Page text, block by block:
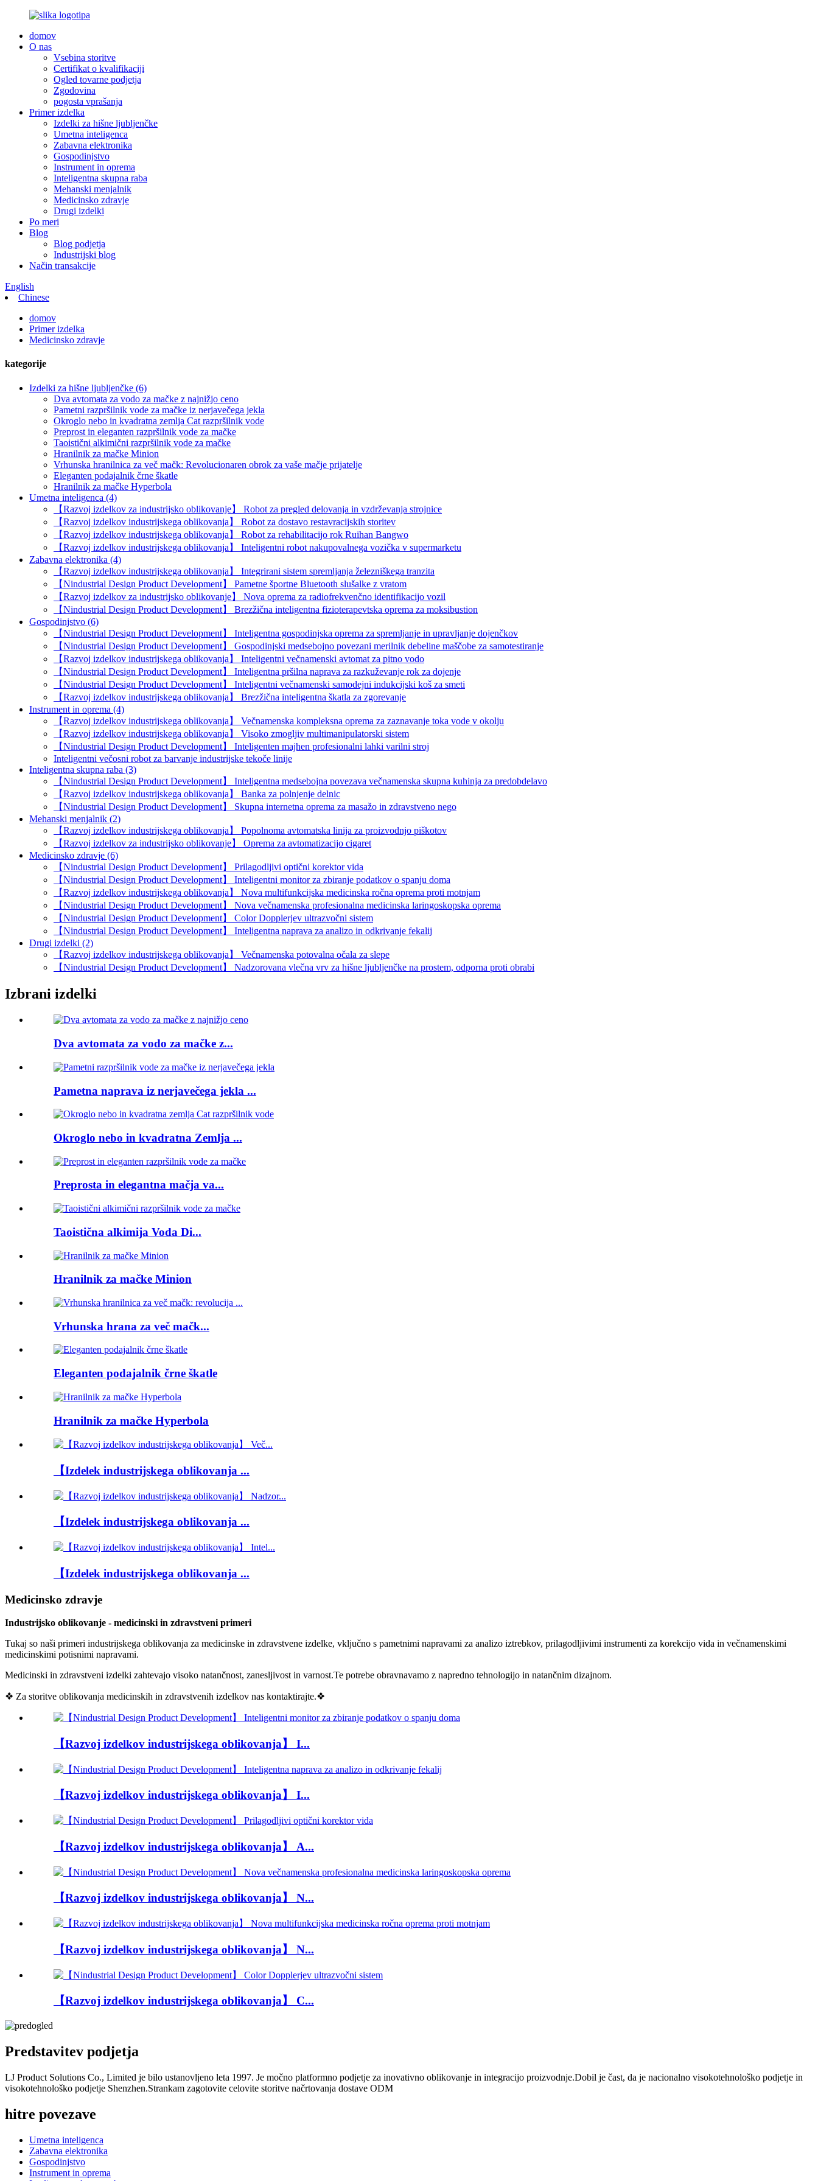
domov
O nas
Vsebina storitve
Certifikat o kvalifikaciji
Ogled tovarne podjetja
Zgodovina
pogosta vprašanja
Primer izdelka
Izdelki za hišne ljubljenčke
Umetna inteligenca
Zabavna elektronika
Gospodinjstvo
Instrument in oprema
Inteligentna skupna raba
Mehanski menjalnik
Medicinsko zdravje
Drugi izdelki
Po meri
Blog
Blog podjetja
Industrijski blog
Način transakcije
English
Chinese
domov
Primer izdelka
Medicinsko zdravje
kategorije
Izdelki za hišne ljubljenčke (6)
Dva avtomata za vodo za mačke z najnižjo ceno
Pametni razpršilnik vode za mačke iz nerjavečega jekla
Okroglo nebo in kvadratna zemlja Cat razpršilnik vode
Preprost in eleganten razpršilnik vode za mačke
Taoistični alkimični razpršilnik vode za mačke
Hranilnik za mačke Minion
Vrhunska hranilnica za več mačk: Revolucionaren obrok za vaše mačje prijatelje
Eleganten podajalnik črne škatle
Hranilnik za mačke Hyperbola
Umetna inteligenca (4)
【Razvoj izdelkov za industrijsko oblikovanje】 Robot za pregled delovanja in vzdrževanja strojnice
【Razvoj izdelkov industrijskega oblikovanja】 Robot za dostavo restavracijskih storitev
【Razvoj izdelkov industrijskega oblikovanja】 Robot za rehabilitacijo rok Ruihan Bangwo
【Razvoj izdelkov industrijskega oblikovanja】 Inteligentni robot nakupovalnega vozička v supermarketu
Zabavna elektronika (4)
【Razvoj izdelkov industrijskega oblikovanja】 Integrirani sistem spremljanja železniškega tranzita
【Nindustrial Design Product Development】 Pametne športne Bluetooth slušalke z vratom
【Razvoj izdelkov za industrijsko oblikovanje】 Nova oprema za radiofrekvenčno identifikacijo vozil
【Nindustrial Design Product Development】 Brezžična inteligentna fizioterapevtska oprema za moksibustion
Gospodinjstvo (6)
【Nindustrial Design Product Development】 Inteligentna gospodinjska oprema za spremljanje in upravljanje dojenčkov
【Nindustrial Design Product Development】 Gospodinjski medsebojno povezani merilnik debeline maščobe za samotestiranje
【Razvoj izdelkov industrijskega oblikovanja】 Inteligentni večnamenski avtomat za pitno vodo
【Nindustrial Design Product Development】 Inteligentna pršilna naprava za razkuževanje rok za dojenje
【Nindustrial Design Product Development】 Inteligentni večnamenski samodejni indukcijski koš za smeti
【Razvoj izdelkov industrijskega oblikovanja】 Brezžična inteligentna škatla za zgorevanje
Instrument in oprema (4)
【Razvoj izdelkov industrijskega oblikovanja】 Večnamenska kompleksna oprema za zaznavanje toka vode v okolju
【Razvoj izdelkov industrijskega oblikovanja】 Visoko zmogljiv multimanipulatorski sistem
【Nindustrial Design Product Development】 Inteligenten majhen profesionalni lahki varilni stroj
Inteligentni večosni robot za barvanje industrijske tekoče linije
Inteligentna skupna raba (3)
【Nindustrial Design Product Development】 Inteligentna medsebojna povezava večnamenska skupna kuhinja za predobdelavo
【Razvoj izdelkov industrijskega oblikovanja】 Banka za polnjenje delnic
【Nindustrial Design Product Development】 Skupna internetna oprema za masažo in zdravstveno nego
Mehanski menjalnik (2)
【Razvoj izdelkov industrijskega oblikovanja】 Popolnoma avtomatska linija za proizvodnjo piškotov
【Razvoj izdelkov za industrijsko oblikovanje】 Oprema za avtomatizacijo cigaret
Medicinsko zdravje (6)
【Nindustrial Design Product Development】 Prilagodljivi optični korektor vida
【Nindustrial Design Product Development】 Inteligentni monitor za zbiranje podatkov o spanju doma
【Razvoj izdelkov industrijskega oblikovanja】 Nova multifunkcijska medicinska ročna oprema proti motnjam
【Nindustrial Design Product Development】 Nova večnamenska profesionalna medicinska laringoskopska oprema
【Nindustrial Design Product Development】 Color Dopplerjev ultrazvočni sistem
【Nindustrial Design Product Development】 Inteligentna naprava za analizo in odkrivanje fekalij
Drugi izdelki (2)
【Razvoj izdelkov industrijskega oblikovanja】 Večnamenska potovalna očala za slepe
【Nindustrial Design Product Development】 Nadzorovana vlečna vrv za hišne ljubljenčke na prostem, odporna proti obrabi
Izbrani izdelki
Dva avtomata za vodo za mačke z...
Pametna naprava iz nerjavečega jekla ...
Okroglo nebo in kvadratna Zemlja ...
Preprosta in elegantna mačja va...
Taoistična alkimija Voda Di...
Hranilnik za mačke Minion
Vrhunska hrana za več mačk...
Eleganten podajalnik črne škatle
Hranilnik za mačke Hyperbola
【Izdelek industrijskega oblikovanja ...
【Izdelek industrijskega oblikovanja ...
【Izdelek industrijskega oblikovanja ...
Medicinsko zdravje
Industrijsko oblikovanje - medicinski in zdravstveni primeri
Tukaj so naši primeri industrijskega oblikovanja za medicinske in zdravstvene izdelke, vključno s pametnimi napravami za analizo iztrebkov, prilagodljivimi instrumenti za korekcijo vida in večnamenskimi
medicinskimi potisnimi napravami.
Medicinski in zdravstveni izdelki zahtevajo visoko natančnost, zanesljivost in varnost.Te potrebe obravnavamo z napredno tehnologijo in natančnim dizajnom.
❖ Za storitve oblikovanja medicinskih in zdravstvenih izdelkov nas kontaktirajte.❖
【Razvoj izdelkov industrijskega oblikovanja】 I...
【Razvoj izdelkov industrijskega oblikovanja】 I...
【Razvoj izdelkov industrijskega oblikovanja】 A...
【Razvoj izdelkov industrijskega oblikovanja】 N...
【Razvoj izdelkov industrijskega oblikovanja】 N...
【Razvoj izdelkov industrijskega oblikovanja】 C...
Predstavitev podjetja
LJ Product Solutions Co., Limited je bilo ustanovljeno leta 1997. Je močno platformno podjetje za inovativno oblikovanje in integracijo proizvodnje.Dobil je čast, da je nacionalno visokotehnološko podjetje in
visokotehnološko podjetje Shenzhen.Strankam zagotovite celovite storitve načrtovanja dostave ODM
hitre povezave
Umetna inteligenca
Zabavna elektronika
Gospodinjstvo
Instrument in oprema